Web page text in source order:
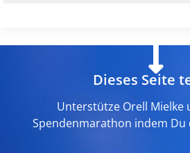
Dieses Seite
Unterstütze Orell Mielke
Spendenmarathon indem Du